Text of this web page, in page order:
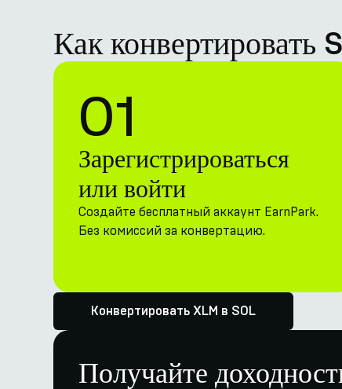
Как
01
Зарегистрироваться
или войти
Создайте бесплатный аккаунт EarnPark.
Без комиссий за конвертацию.
Конвертировать XLM в SOL
Получайте